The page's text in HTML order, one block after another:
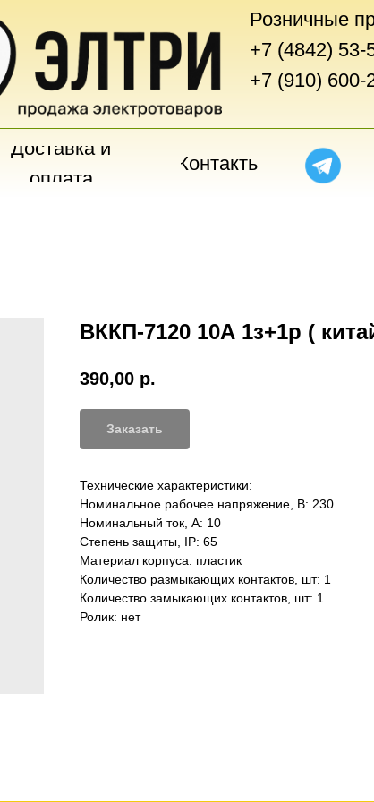
Розничные
+7 (4842) 53-
+7 (910) 600-
Доставка и
оплата
Контакты
ВККП-7120 10А 1з+1р (
390,00 р.
Заказать
Технические характеристики:
Номинальное рабочее напряжение, В: 230
Номинальный ток, А: 10
Степень защиты, IP: 65
Материал корпуса: пластик
Количество размыкающих контактов, шт: 1
Количество замыкающих контактов, шт: 1
Ролик: нет